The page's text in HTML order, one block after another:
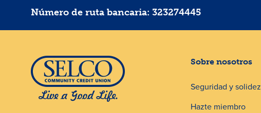
Número de ruta bancaria: 323274445
Sobre nosotros
Seguridad y solidez
Hazte miembro